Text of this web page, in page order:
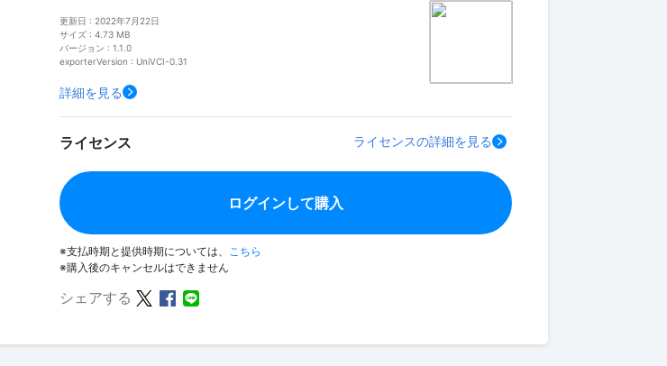
更新日 : 2022年7月22日
サイズ : 4.73 MB
バージョン : 1.1.0
exporterVersion : UniVCI-0.31
詳細を見る
ライセンス ライセンスの詳細を見る
ログインして購入
※支払時期と提供時期については、 こちら
※購入後のキャンセルはできません
シェアする